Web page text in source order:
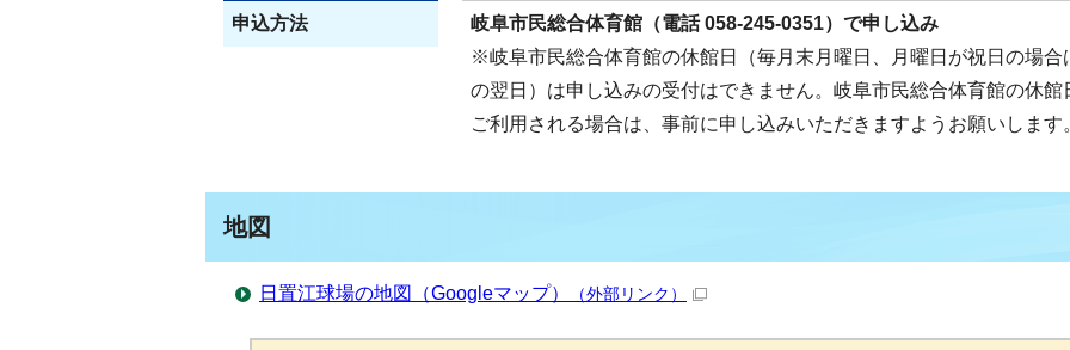
申込方法
岐阜市民総合体育館（電話 058-245-0351）で申し込み
※岐阜市民総合体育館の休館日（毎月末月曜日、月曜日が祝日の場合
の翌日）は申し込みの受付はできません。岐阜市民総合体育館の休館
ご利用される場合は、事前に申し込みいただきますようお願いします
地図
日置江球場の地図（Googleマップ） （外部リンク）